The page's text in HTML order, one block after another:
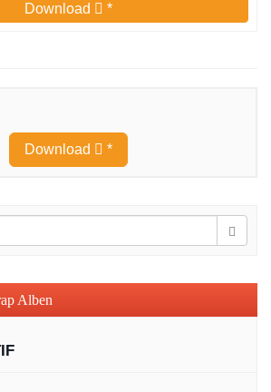
Download *
Download *
Alben